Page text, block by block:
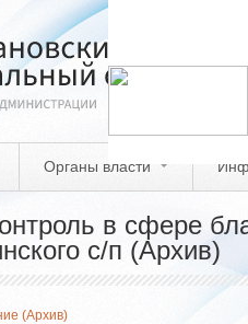
Органы власти
в сфере
с/п (Архив)
(Архив)